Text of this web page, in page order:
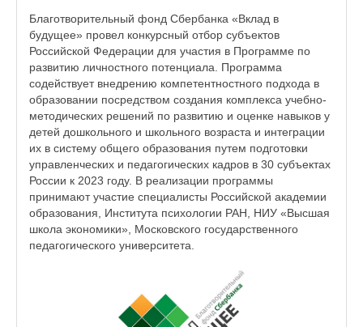
Благотворительный фонд Сбербанка «Вклад в
будущее» провел конкурсный отбор субъектов
Российской Федерации для участия в Программе по
развитию личностного потенциала. Программа
содействует внедрению компетентностного подхода в
образовании посредством создания комплекса учебно-
методических решений по развитию и оценке навыков у
детей дошкольного и школьного возраста и интеграции
их в систему общего образования путем подготовки
управленческих и педагогических кадров в 30 субъектах
России к 2023 году. В реализации программы
принимают участие специалисты Российской академии
образования, Института психологии РАН, НИУ «Высшая
школа экономики», Московского государственного
педагогического университета.